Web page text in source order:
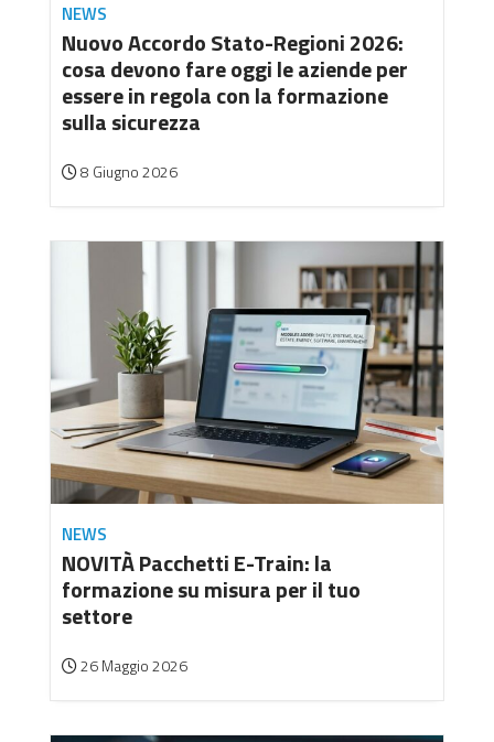
NEWS
Nuovo Accordo Stato-Regioni 2026:
cosa devono fare oggi le aziende per
essere in regola con la formazione
sulla sicurezza
8 Giugno 2026
NEWS
NOVITÀ Pacchetti E-Train: la
formazione su misura per il tuo
settore
26 Maggio 2026